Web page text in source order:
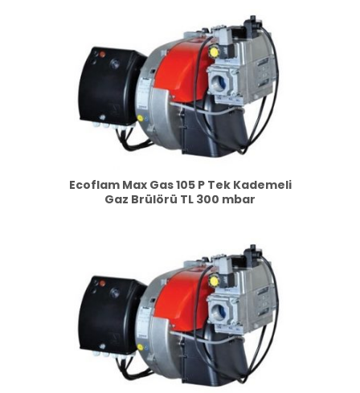
Ecoflam Max Gas 105 P Tek Kademeli
Gaz Brülörü TL 300 mbar